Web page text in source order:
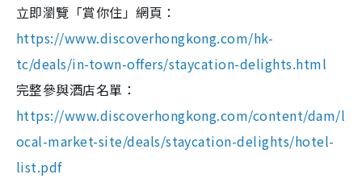
立即瀏覽「賞你住」網頁：
https://www.discoverhongkong.com/hk-
tc/deals/in-town-offers/staycation-delights.html
完整參與酒店名單：
https://www.discoverhongkong.com/content/dam/l
ocal-market-site/deals/staycation-delights/hotel-
list.pdf